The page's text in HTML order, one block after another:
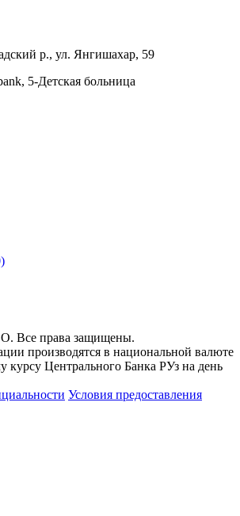
р., ул. Янгишахар, 59
5-Детская больница
. Все права защищены.
производятся в национальной валюте
курсу Центрального Банка РУз на день
Условия предоставления